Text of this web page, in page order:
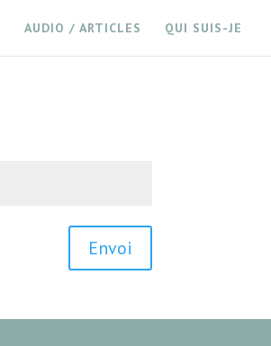
AUDIO / ARTICLES QUI SUIS-JE
Envoi